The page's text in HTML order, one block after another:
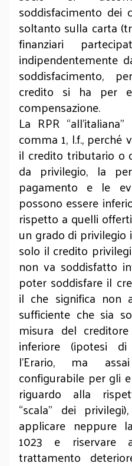
soddisfacimento dei
soltanto sulla carta
finanziari
indipendentemente
soddisfacimento,
credito si ha per
compensazione.
La RPR
comma 1, l.f., perché
il credito tributario o
da privilegio, la
pagamento e le
possono essere
rispetto a quelli
un grado di privilegio
solo il credito
non va soddisfatto
poter soddisfare il
il che significa non
sufficiente che sia
misura del
inferiore (ipotesi
l’Erario, ma
configurabile per gli
riguardo alla
“scala” dei
applicare neppure
1023 e riservare
trattamento